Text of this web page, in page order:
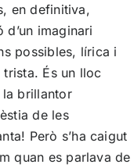
en definitiva,
imaginari
possibles, lírica i
trista. És un lloc
brillantor
de les
Però s’ha caigut
quan es parlava de